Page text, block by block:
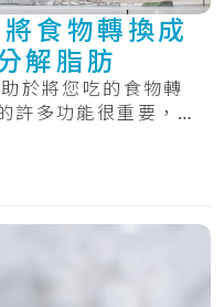
食物轉換成
解脂肪
於將您吃的食物轉
許多功能很重要，尤